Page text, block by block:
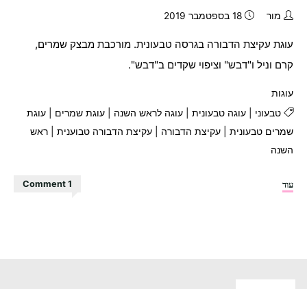
מור 18 בספטמבר 2019
עוגת עקיצת הדבורה בגרסה טבעונית. מורכבת מבצק שמרים,
קרם וניל ו"דבש" וציפוי שקדים ב"דבש".
עוגות
טבעוני
עוגה טבעונית| עוגה לראש השנה עוגת שמרים
עוגת
שמרים טבעונית |עקיצת הדבורה |עקיצת הדבורה טבוענית |ראש
השנה
עוד"עוגת
1 Comment